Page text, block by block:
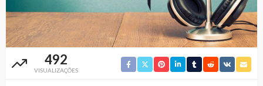
492
VISUALIZAÇÕES